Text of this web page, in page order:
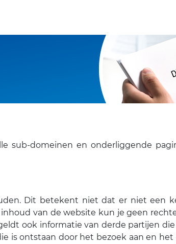
sub-domeinen en onderliggende
Dit betekent niet dat er niet een
van de website kun je geen
ook informatie van derde partijen
is ontstaan door het bezoek aan en